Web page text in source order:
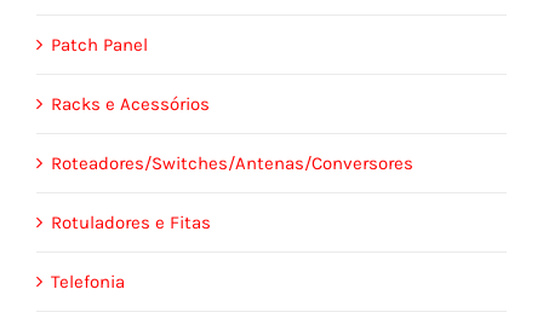
Patch Panel
Racks e Acessórios
Roteadores/Switches/Antenas/Conversores
Rotuladores e Fitas
Telefonia